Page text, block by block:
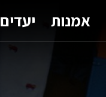
אמנות יעדים